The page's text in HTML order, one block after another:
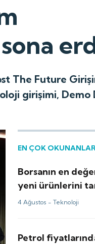
The Future
girişimi, Demo
EN ÇOK OKUNANLAR
Borsanın en
yeni ürünlerini
az ülke
4 Ağustos -Teknoloji
Petrol